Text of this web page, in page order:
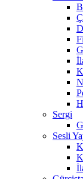
Sergi
Sesli